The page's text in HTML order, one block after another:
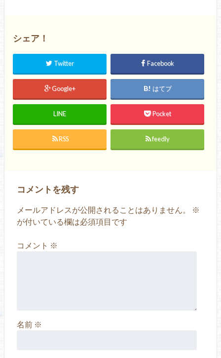
シェア！
Twitter Facebook
Google+ はてブ
LINE Pocket
RSS feedly
コメントを残す
メールアドレスが公開されることはありません。
※
が付いている欄は必須項目です
コメント ※
名前 ※